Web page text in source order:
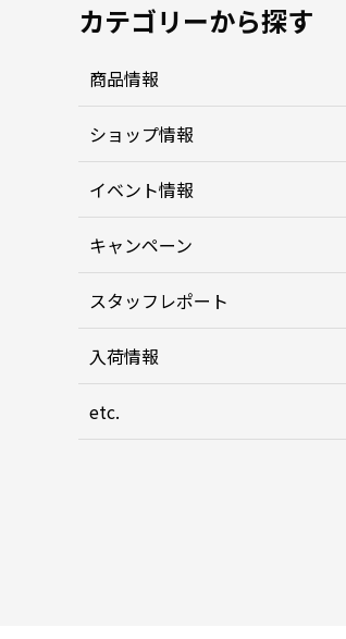
カテゴリーから探す
商品情報
ショップ情報
イベント情報
キャンペーン
スタッフレポート
入荷情報
etc.